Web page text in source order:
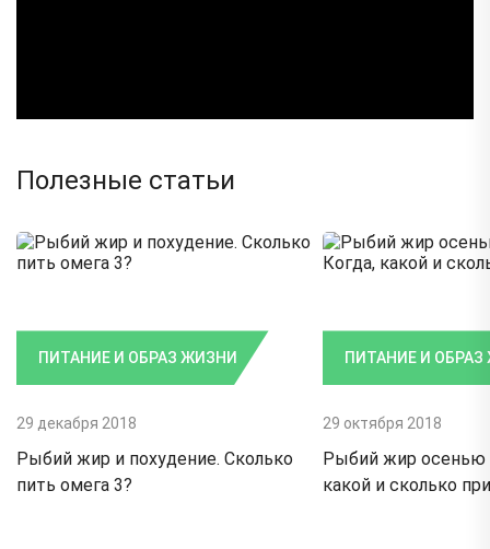
Полезные статьи
ПИТАНИЕ И ОБРАЗ ЖИЗНИ
29 декабря 2018
Рыбий жир и похудение. Сколько
пить омега 3?
ПИТАНИЕ И
29 октября 2018
Рыбий жир осенью
какой и сколько